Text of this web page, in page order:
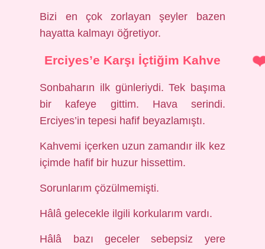
Bizi en çok zorlayan şeyler bazen
hayatta kalmayı öğretiyor.
Erciyes’e Karşı İçtiğim Kahve
Sonbaharın ilk günleriydi. Tek başıma
bir kafeye gittim. Hava serindi.
Erciyes’in tepesi hafif beyazlamıştı.
Kahvemi içerken uzun zamandır ilk kez
içimde hafif bir huzur hissettim.
Sorunlarım çözülmemişti.
Hâlâ gelecekle ilgili korkularım vardı.
Hâlâ bazı geceler sebepsiz yere